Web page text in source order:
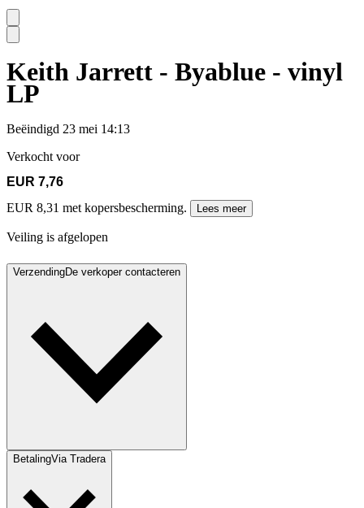
Keith Jarrett - Byablue - vinyl
LP
Beëindigd 23 mei 14:13
Verkocht voor
EUR 7,76
EUR 8,31 met kopersbescherming.
Lees meer
Veiling is afgelopen
VerzendingDe verkoper contacteren
BetalingVia Tradera